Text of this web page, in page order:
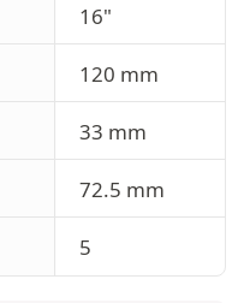
16"
120 mm
33 mm
72.5 mm
5